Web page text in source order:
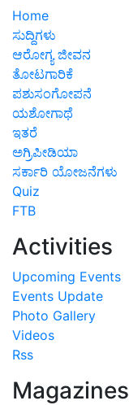
Home
ಸುದ್ದಿಗಳು
ಆರೋಗ್ಯ ಜೀವನ
ತೋಟಗಾರಿಕೆ
ಪಶುಸಂಗೋಪನೆ
ಯಶೋಗಾಥೆ
ಇತರೆ
ಅಗ್ರಿಪೀಡಿಯಾ
ಸರ್ಕಾರಿ ಯೋಜನೆಗಳು
Quiz
FTB
Activities
Upcoming Events
Events Update
Photo Gallery
Videos
Rss
Magazines